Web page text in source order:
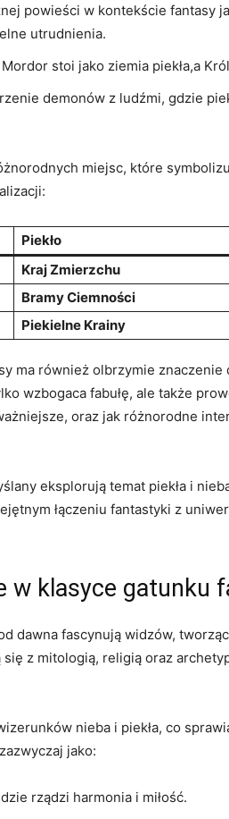
powieści w kontekście fantasy
utrudnienia.
stoi jako ziemia piekła,a
demonów z ludźmi, gdzie
miejsc, które
Piekło
Kraj Zmierzchu
Bramy Ciemności
Piekielne Krainy
ma również olbrzymie
wzbogaca fabułę, ale także
oraz jak różnorodne
eksplorują temat piekła i
łączeniu fantastyki z
w klasyce gatunku
dawna fascynują widzów,
z mitologią, religią oraz
nieba i piekła, co
jako:
rządzi harmonia i miłość.